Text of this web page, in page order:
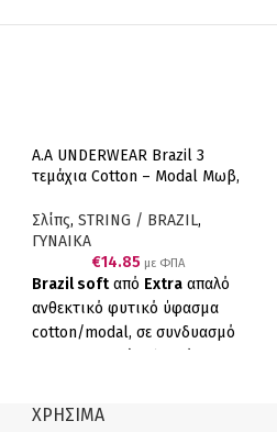
A.A UNDERWEAR Brazil 3
τεμάχια Cotton – Modal Μωβ,
Σλίπς, STRING / BRAZIL,
ΓΥΝΑΙΚΑ
€14.85 με ΦΠΑ
Brazil softαπό Extra απαλό
ανθεκτικό φυτικό ύφασμα
cotton/modal, σε συνδυασμό
έχουμε το τέλειο αποτέλεσμα.
ΧΡΗΣΙΜΑ